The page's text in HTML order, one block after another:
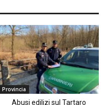
Provincia
Abusi edilizi sul Tartaro